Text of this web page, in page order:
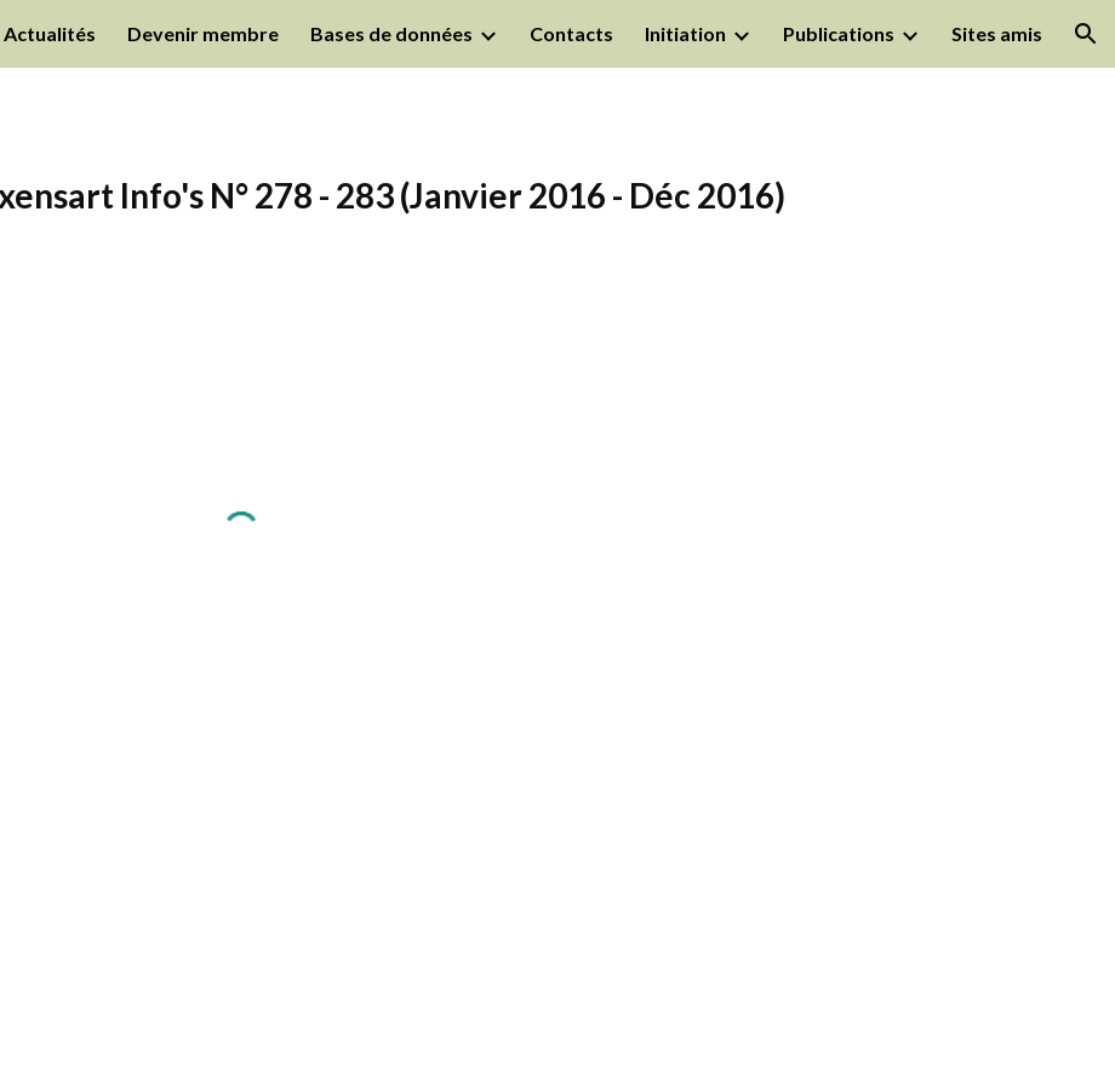
Skip to main content Skip to navigation
Actualités Devenir membre Bases de données Contacts Initiation Publications Sites amis
Info's N° 278 - 283 (Janvier 2016 - Déc 2016)